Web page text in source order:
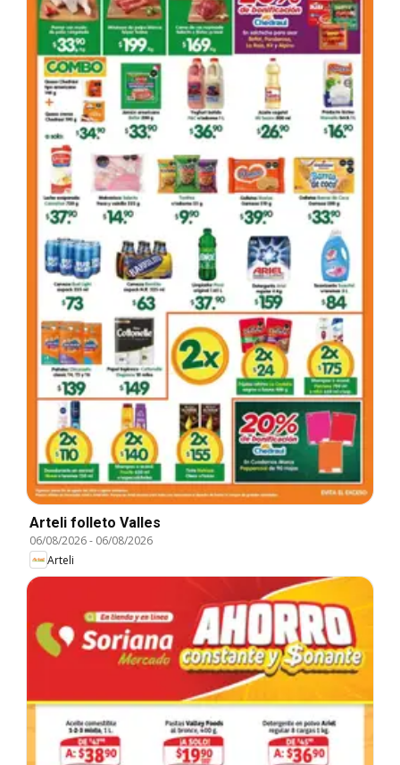
Arteli folleto Valles
06/08/2026- 06/08/2026
Arteli